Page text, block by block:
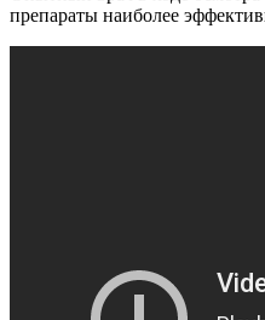
препараты наиболее